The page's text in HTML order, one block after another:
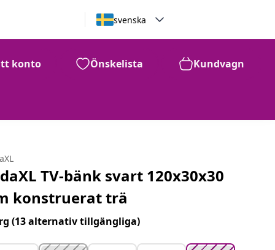
svenska
konto Önskelista Kundvagn
kr
TV-bänk svart 120x30x30
konstruerat trä
(13 alternativ tillgängliga)